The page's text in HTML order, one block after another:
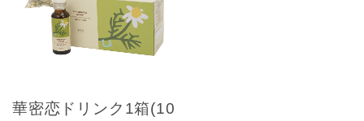
華密恋ドリンク1箱(10